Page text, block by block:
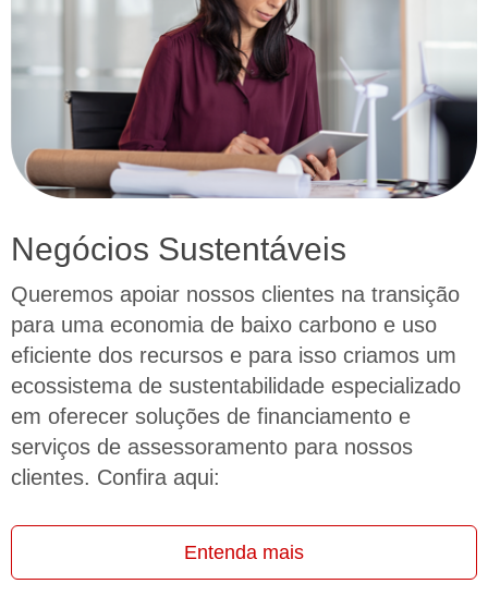
Negócios Sustentáveis
Queremos apoiar nossos clientes na transição
para uma economia de baixo carbono e uso
eficiente dos recursos e para isso criamos um
ecossistema de sustentabilidade especializado
em oferecer soluções de financiamento e
serviços de assessoramento para nossos
clientes. Confira aqui:
Entenda mais